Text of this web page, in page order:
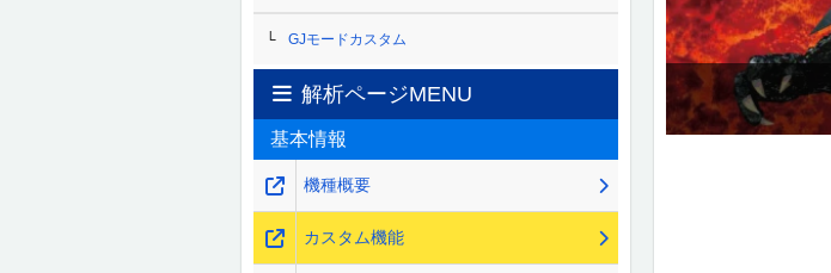
GJモードカスタム
解析ページMENU
基本情報
機種概要
カスタム機能